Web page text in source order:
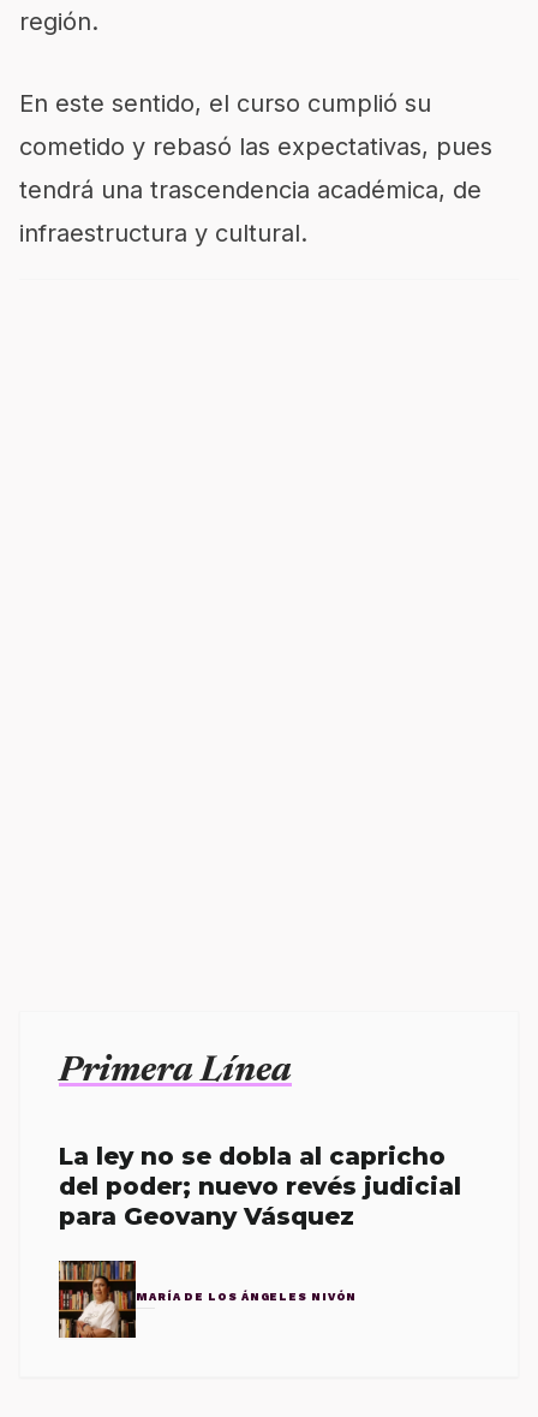
región.
En este sentido, el curso cumplió su
cometido y rebasó las expectativas, pues
tendrá una trascendencia académica, de
infraestructura y cultural.
Primera Línea
La ley no se dobla al capricho
del poder; nuevo revés judicial
para Geovany Vásquez
MARÍA DE LOS ÁNGELES NIVÓN